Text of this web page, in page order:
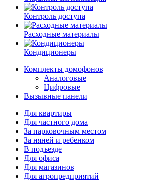
Контроль доступа
Расходные материалы
Кондиционеры
Комплекты домофонов
Аналоговые
Цифровые
Вызывные панели
Для квартиры
Для частного дома
За парковочным местом
За няней и ребенком
В подъезде
Для офиса
Для магазинов
Для агропредприятий